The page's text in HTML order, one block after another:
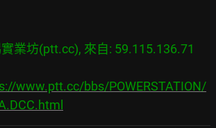
業坊(ptt.cc), 來自: 59.115.136.71
www.ptt.cc/bbs/POWERSTATION/